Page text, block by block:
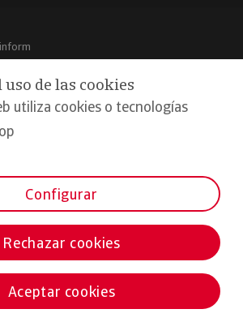
uso de las cookies
utiliza cookies o tecnologías
Configurar
Rechazar cookies
Aceptar cookies